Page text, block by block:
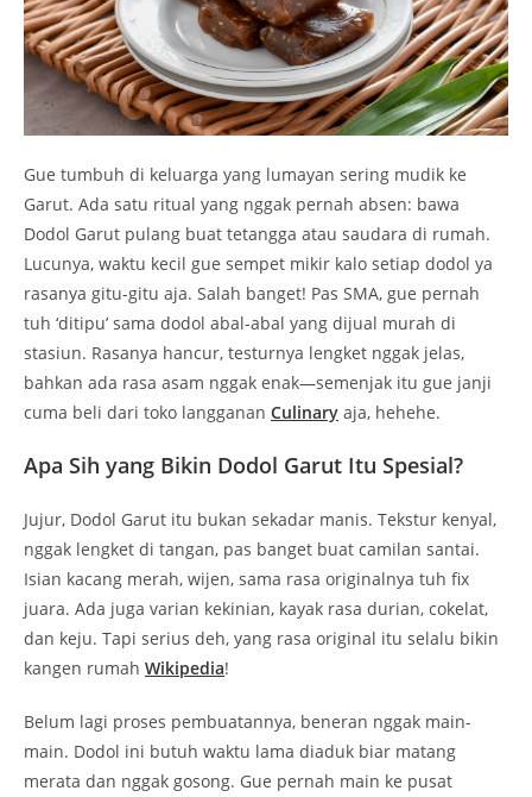
Gue tumbuh di keluarga yang lumayan sering mudik ke
Garut. Ada satu ritual yang nggak pernah absen: bawa
Dodol Garut pulang buat tetangga atau saudara di rumah.
Lucunya, waktu kecil gue sempet mikir kalo setiap dodol ya
rasanya gitu-gitu aja. Salah banget! Pas SMA, gue pernah
tuh ‘ditipu’ sama dodol abal-abal yang dijual murah di
stasiun. Rasanya hancur, testurnya lengket nggak jelas,
bahkan ada rasa asam nggak enak—semenjak itu gue janji
cuma beli dari toko langganan Culinary aja, hehehe.
Apa Sih yang Bikin Dodol Garut Itu Spesial?
Jujur, Dodol Garut itu bukan sekadar manis. Tekstur kenyal,
nggak lengket di tangan, pas banget buat camilan santai.
Isian kacang merah, wijen, sama rasa originalnya tuh fix
juara. Ada juga varian kekinian, kayak rasa durian, cokelat,
dan keju. Tapi serius deh, yang rasa original itu selalu bikin
kangen rumah Wikipedia!
Belum lagi proses pembuatannya, beneran nggak main-
main. Dodol ini butuh waktu lama diaduk biar matang
merata dan nggak gosong. Gue pernah main ke pusat